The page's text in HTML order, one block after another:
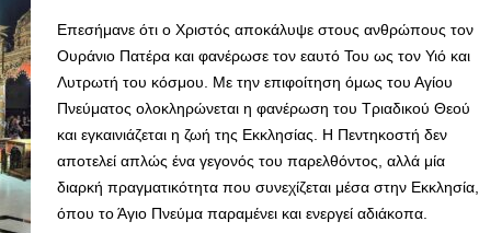
Επεσήμανε ότι ο Χριστός αποκάλυψε στους ανθρώπους τον
Ουράνιο Πατέρα και φανέρωσε τον εαυτό Του ως τον Υιό και
Λυτρωτή του κόσμου. Με την επιφοίτηση όμως του Αγίου
Πνεύματος ολοκληρώνεται η φανέρωση του Τριαδικού Θεού
και εγκαινιάζεται η ζωή της Εκκλησίας. Η Πεντηκοστή δεν
αποτελεί απλώς ένα γεγονός του παρελθόντος, αλλά μία
διαρκή πραγματικότητα που συνεχίζεται μέσα στην Εκκλησία,
όπου το Άγιο Πνεύμα παραμένει και ενεργεί αδιάκοπα.